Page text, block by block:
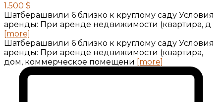
1.500 $
Шатберашвили 6 близко к круглому саду Условия
аренды: При аренде недвижимости (квартира, д
[more]
Шатберашвили 6 близко к круглому саду Условия
аренды: При аренде недвижимости (квартира,
дом, коммерческое помещени [more]